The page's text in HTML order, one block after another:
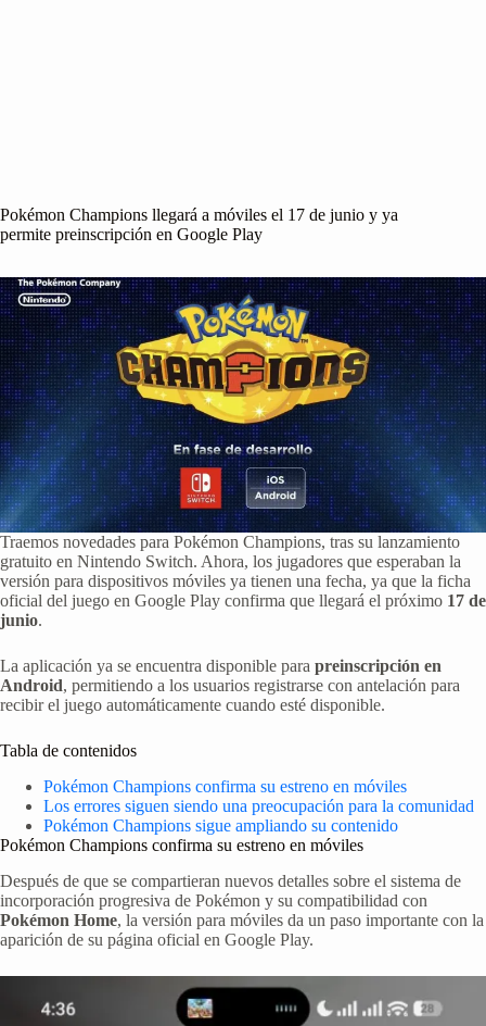
Pokémon Champions llegará a móviles el 17 de junio y ya
permite preinscripción en Google Play
Traemos novedades para Pokémon Champions, tras su lanzamiento
gratuito en Nintendo Switch. Ahora, los jugadores que esperaban la
versión para dispositivos móviles ya tienen una fecha, ya que la ficha
oficial del juego en Google Play confirma que llegará el próximo 17 de
junio.
La aplicación ya se encuentra disponible para preinscripción en
Android, permitiendo a los usuarios registrarse con antelación para
recibir el juego automáticamente cuando esté disponible.
Tabla de contenidos
Pokémon Champions confirma su estreno en móviles
Los errores siguen siendo una preocupación para la comunidad
Pokémon Champions sigue ampliando su contenido
Pokémon Champions confirma su estreno en móviles
Después de que se compartieran nuevos detalles sobre el sistema de
incorporación progresiva de Pokémon y su compatibilidad con
Pokémon Home, la versión para móviles da un paso importante con la
aparición de su página oficial en Google Play.